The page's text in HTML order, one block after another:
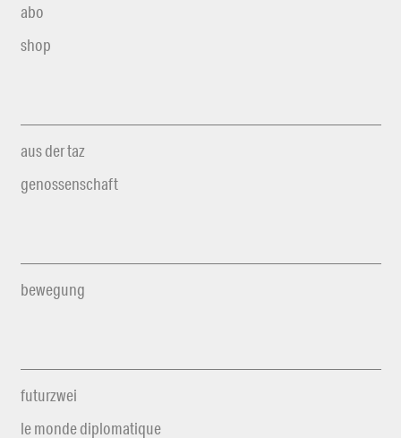
abo
shop
aus der taz
genossenschaft
bewegung
futurzwei
le monde diplomatique